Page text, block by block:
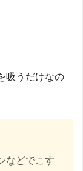
吸うだけなの
などでこす